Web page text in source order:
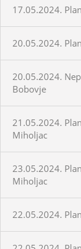
17.05.2024.
20.05.2024.
20.05.2024.
Bobovje
21.05.2024.
Miholjac
23.05.2024.
Miholjac
22.05.2024.